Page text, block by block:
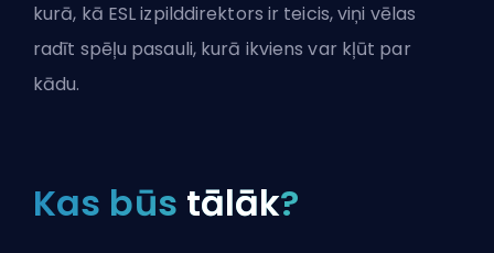
kurā, kā ESLizpilddirektors ir teicis, viņi vēlas
radīt spēļu pasauli, kurā ikviens var kļūt par
kādu.
Kas būs tālāk?